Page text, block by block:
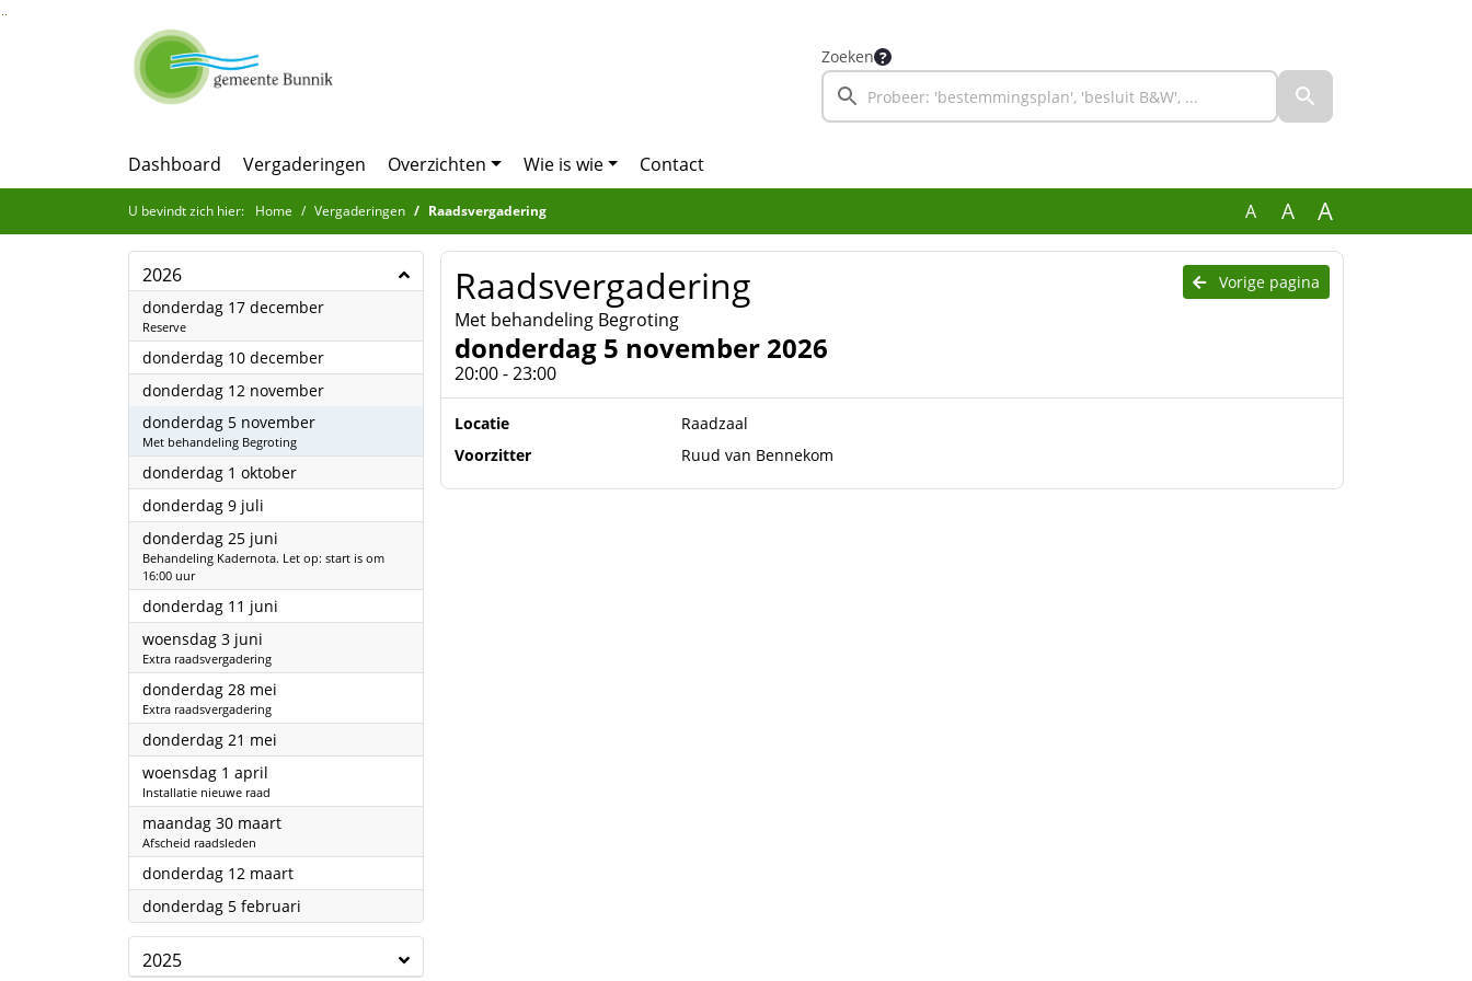
Ga naar de inhoud van deze pagina
Ga naar het zoeken
Ga naar het menu
Zoeken
Dashboard Vergaderingen Overzichten Wie is wie Contact
U bevindt zich hier: Home Vergaderingen Raadsvergadering A A A
2026
donderdag 17 december2026
Reserve
donderdag 10 december2026
donderdag 12 november2026
donderdag 5 november2026
Met behandeling Begroting
donderdag 1 oktober2026
donderdag 9 juli
donderdag 25 juni
Behandeling Kadernota. Let op: start is om
16:00 uur
donderdag 11 juni
woensdag 3 juni
Extra raadsvergadering
donderdag 28 mei
Extra raadsvergadering
donderdag 21 mei
woensdag 1 april
Installatie nieuwe raad
maandag 30 maart2026
Afscheid raadsleden
donderdag 12 maart2026
donderdag 5 februari
2025
Vorige pagina
Raadsvergadering
Met behandeling Begroting
donderdag 5 november 2026
20:00 - 23:00
Locatie
Raadzaal
Voorzitter
Ruud van Bennekom